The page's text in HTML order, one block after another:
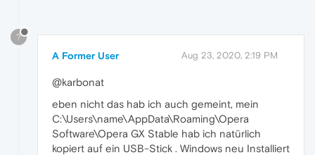
?
A Former User Aug 23, 2020, 2:19 PM
@karbonat
eben nicht das hab ich auch gemeint, mein
C:\Users\name\AppData\Roaming\Opera
Software\Opera GX Stable hab ich natürlich
kopiert auf ein USB-Stick . Windows neu Installiert